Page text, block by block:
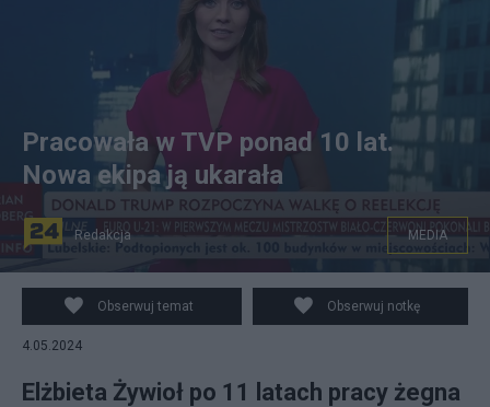
Pracowała w TVP ponad 10 lat.
Nowa ekipa ją ukarała
Redakcja MEDIA
Obserwuj temat Obserwuj notkę
4.05.2024
Elżbieta Żywioł po 11 latach pracy żegna